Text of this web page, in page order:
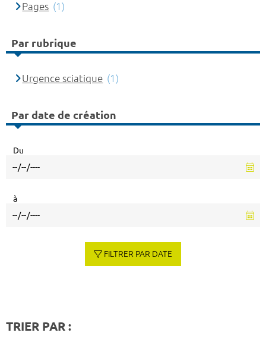
Pages (1)
Par rubrique
Urgence sciatique (1)
Par date de création
Du
à
FILTRER PAR DATE
TRIER PAR :